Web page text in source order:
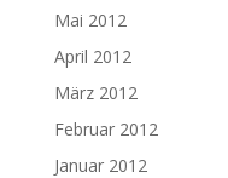
Mai 2012
April 2012
März 2012
Februar 2012
Januar 2012